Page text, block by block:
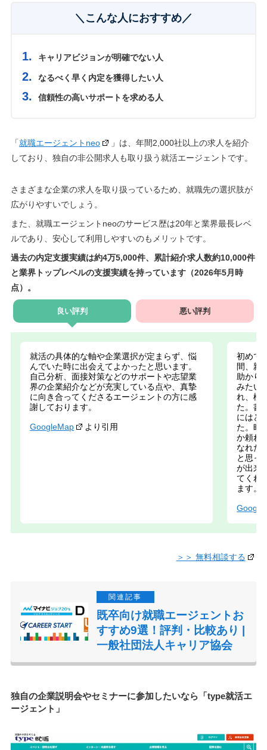
＼こんな人におすすめ／
キャリアビジョンが明確でない人
なるべく早く内定を獲得したい人
信頼性の高いサポートを求める人
「就職エージェントneo
」は、年間2,000社以上の求人を紹介
しており、独自の非公開求人も取り扱う就活エージェントです。
さまざまな企業の求人を取り扱っているため、就職先の選択肢が
広がりやすいでしょう。
また、就職エージェントneoのサービス歴は20年と業界最長レベ
ルであり、安心して利用しやすいのもメリットです。
過去の内定支援実績は約4万5,000件、累計紹介求人数約10,000件
と業界トップレベルの支援実績を持っています（2026年5月時
点）。
良い評判 悪い評判
就活の具体的な軸や企業選択が定まらず、悩
んでいた時に出会えてよかったと思います。
自己分析、面接対策などのサポートや志望業
界の企業紹介などが充実している点や、真摯
に向き合ってくださるエージェントの方に感
謝しております。
GoogleMap より引用
初めて
間、親
助かり
みたい
れ、様
た。書
にはど
た。時
か頼れ
なれた
と思っ
が出来
てくれ
ます。
＞＞ 無料相談する
既卒向け就職エージェントお
すすめ9選！評判・比較あり |
一般社団法人キャリア協会
独自の企業説明会やセミナーに参加したいなら「type就活エ
ージェント」